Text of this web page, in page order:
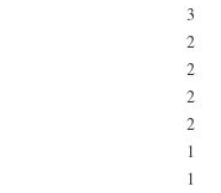
3
2
2
2
2
1
1